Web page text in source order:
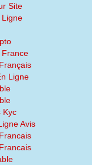
Site
Ligne
France
Ligne
Kyc
Avis